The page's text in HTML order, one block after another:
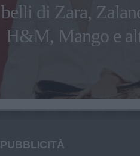
belli di Zara,
H&M, Mango e
PUBBLICITÀ